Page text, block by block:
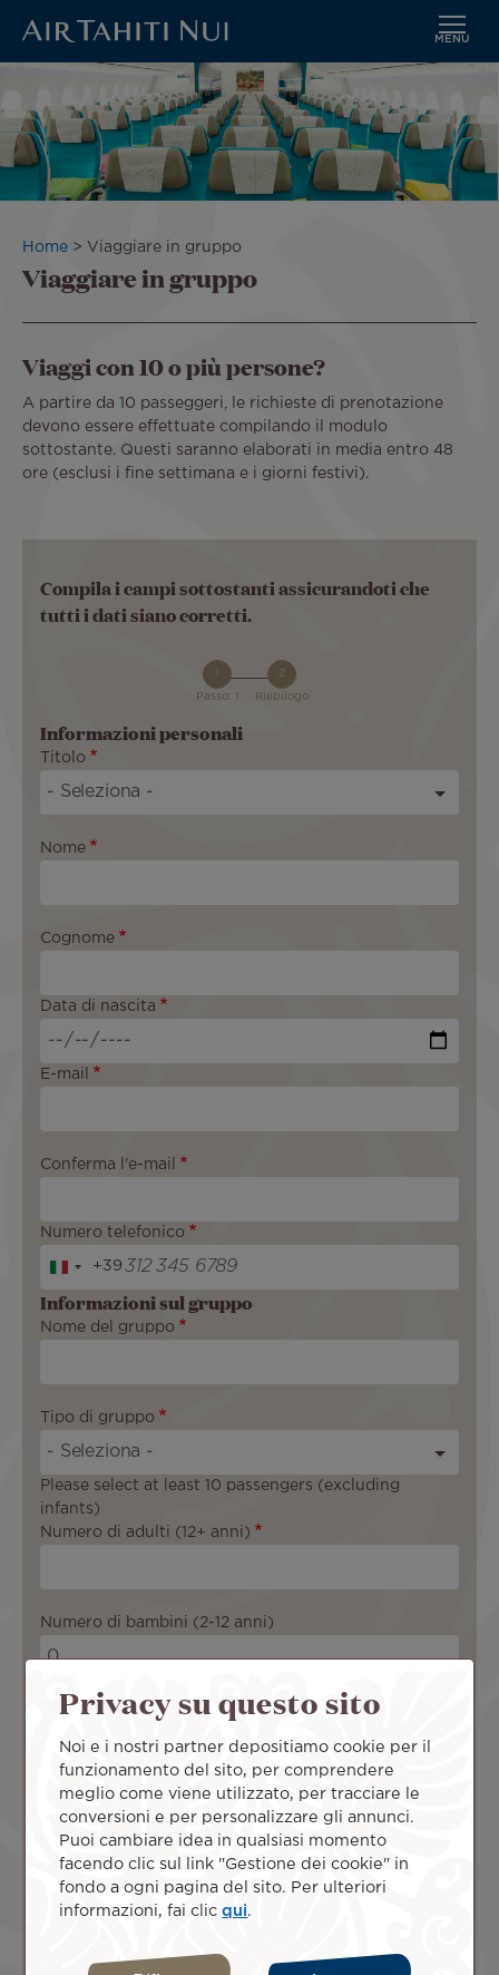
contenuto
principale
MENU
Briciole
di
Home Viaggiare in gruppo
Viaggiare in gruppo
Viaggi con 10 o più persone?
A partire da 10 passeggeri, le richieste di prenotazione
devono essere effettuate compilando il modulo
sottostante. Questi saranno elaborati in media entro 48
ore (esclusi i fine settimana e i giorni festivi).
Compila i campi sottostanti assicurandoti che
tutti i dati siano corretti.
Passo: 1 Riepilogo
Informazioni personali
Titolo
Nome
Cognome
Data di nascita
Data
E-mail
Conferma l'e-mail
Numero telefonico
I
t
l
+
3
+39
Informazioni sul gruppo
Nome del gruppo
Tipo di gruppo
Please select at least 10 passengers (excluding
infants)
Numero di adulti (12+ anni)
Numero di bambini (2-12 anni)
Numero di neonati (-2 anni)
Informazioni di viaggio
Destinazione
Privacy su questo sito
Noi e i nostri partner depositiamo cookie per il
funzionamento del sito, per comprendere
meglio come viene utilizzato, per tracciare le
conversioni e per personalizzare gli annunci.
Puoi cambiare idea in qualsiasi momento
facendo clic sul link "Gestione dei cookie" in
fondo a ogni pagina del sito. Per ulteriori
informazioni, fai clicqui